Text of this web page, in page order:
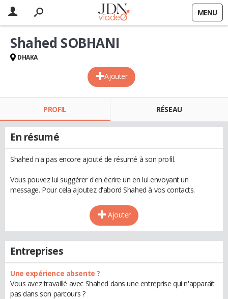
MENU
Ajouter
Shahed SOBHANI
DHAKA
PROFIL RÉSEAU
En résumé
Shahed n'a pas encore ajouté de résumé à son profil.
Vous pouvez lui suggérer d'en écrire un en lui envoyant un
message. Pour cela ajoutez d'abord Shahed à vos contacts.
Ajouter
Entreprises
Une expérience absente ?
Vous avez travaillé avec Shahed dans une entreprise qui n'apparaît
pas dans son parcours ?